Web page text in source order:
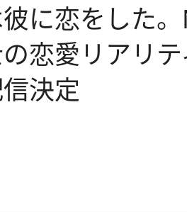
に恋をした
恋愛リアリ
決定